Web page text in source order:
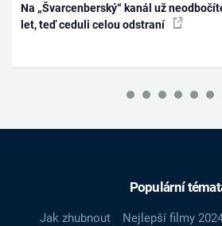
Na „Švarcenberský“ kanál už
let, teď ceduli celou odstraní
Populární
Jak zhubnout Nejlepší filmy